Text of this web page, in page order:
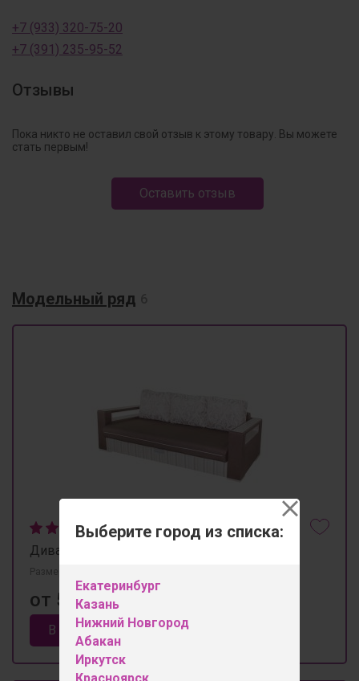
Выберите город из списка:
Екатеринбург
Казань
Нижний Новгород
Абакан
Иркутск
Красноярск
+7 (933) 320-75-20
+7 (391) 235-95-52
Отзывы
Пока никто не оставил свой отзыв к этому товару. Вы можете
стать первым!
Оставить отзыв
Модельный ряд
Диван "Сенатор-1"
Размеры 2380мм×1080мм×950мм
от 50 950 ₽
В корзину